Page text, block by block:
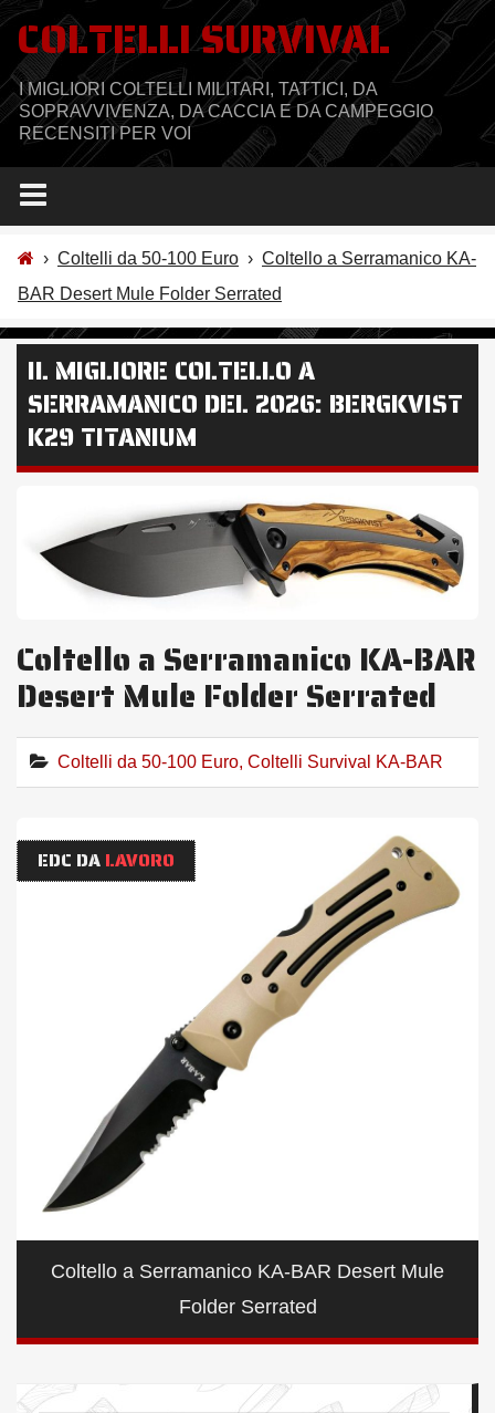
Salta
contenuto
COLTELLI SURVIVAL
I MIGLIORI COLTELLI MILITARI, TATTICI, DA
SOPRAVVIVENZA, DA CACCIA E DA CAMPEGGIO
RECENSITI PER VOI
› Coltelli da 50-100 Euro › Coltello a Serramanico KA-
BAR Desert Mule Folder Serrated
IL MIGLIORE COLTELLO A
SERRAMANICO DEL 2026: BERGKVIST
K29 TITANIUM
Coltello a Serramanico KA-BAR
Desert Mule Folder Serrated
Coltelli da 50-100 Euro, Coltelli Survival KA-BAR
EDC DA LAVORO
Coltello a Serramanico KA-BAR Desert Mule
Folder Serrated